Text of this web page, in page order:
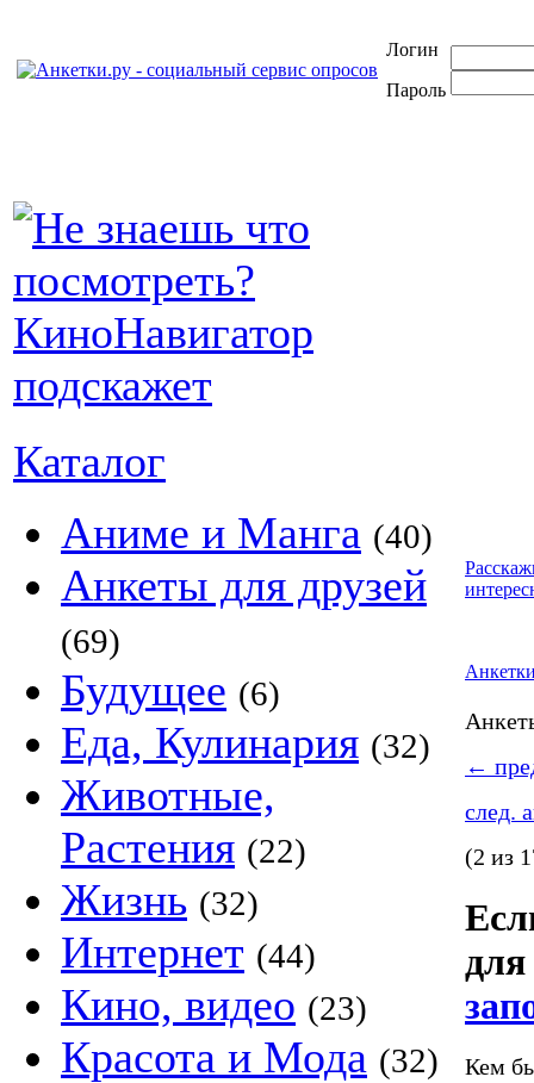
Логин
Пароль
Каталог
Аниме и Манга (40)
Анкеты для друзей
(69)
Будущее (6)
Еда, Кулинария (32)
Животные,
Растения (22)
Жизнь (32)
Интернет (44)
Кино, видео (23)
Красота и Мода (32)
←
след.
(2 из
Кем